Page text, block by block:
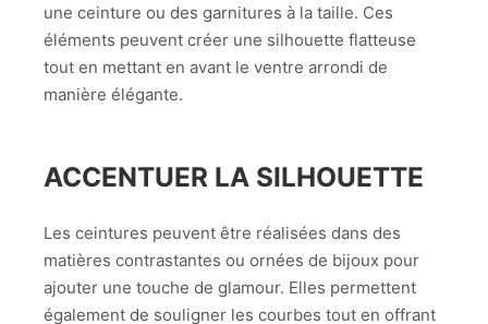
une ceinture ou des garnitures à la taille. Ces
éléments peuvent créer une silhouette flatteuse
tout en mettant en avant le ventre arrondi de
manière élégante.
ACCENTUER LA SILHOUETTE
Les ceintures peuvent être réalisées dans des
matières contrastantes ou ornées de bijoux pour
ajouter une touche de glamour. Elles permettent
également de souligner les courbes tout en offrant